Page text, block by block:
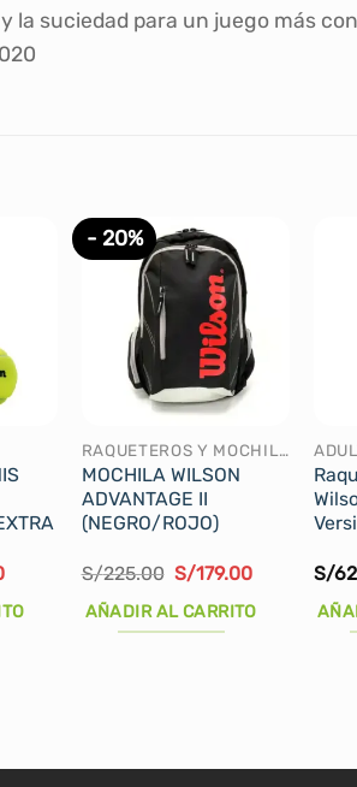
la suciedad para un juego más
El
actual
- 20%
RAQUETEROS Y MOCHILAS
MOCHILA WILSON
ADVANTAGE II
(NEGRO/ROJO)
S/225.00 El
precio
original
era:
S/179.00El
actual
AÑADIR AL CARRITO
S/